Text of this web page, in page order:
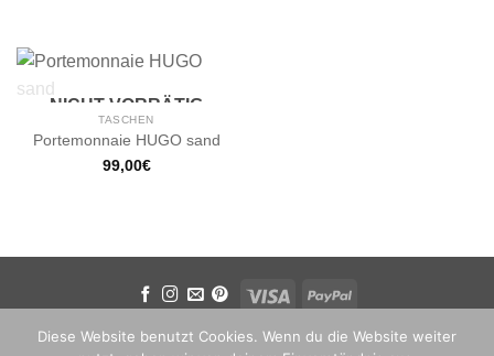
NICHT VORRÄTIG
TASCHEN
Portemonnaie HUGO sand
99,00€
KONTAKT LIEFERUNG & VERSAND FAQ
WIDERRUFSRECHT
AGB
DATENSCHUTZERKLÄRUNG IMPRESSUM
Diese Website benutzt Cookies. Wenn du die Website weiter